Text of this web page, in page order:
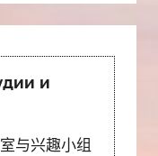
и
与兴趣小组